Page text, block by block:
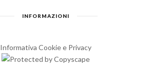
INFORMAZIONI
Informativa Cookie e Privacy